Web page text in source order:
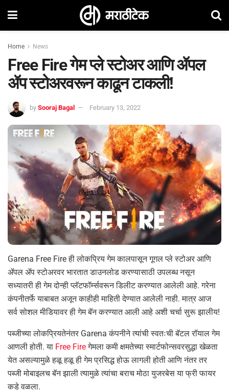
Home News
Free Fire गेम प्ले स्टोअर आणि ॲपल
ॲप स्टोअरवरून काढून टाकली!
by Sooraj Bagal February 13, 2022
Garena Free Fire ही लोकप्रिय गेम कालपासून गूगल प्ले स्टोअर आणि
ॲपल ॲप स्टोअरवर भारतात डाउनलोड करण्यासाठी उपलब्ध नसून
सध्यातरी ही गेम दोन्ही प्लॅटफॉर्म्सवरून डिलीट करण्यात आलेली आहे. गरेना
कंपनीतर्फे याबाबत अजून काहीही माहिती देण्यात आलेली नाही. मात्र आज
सर्व सोशल मीडियावर ही गेम बॅन करण्यात आली आहे अशी चर्चा सुरू झालीय!
पब्जीच्या लोकप्रियतेनंतर Garena कंपनीने त्यांची स्वतःची बॅटल रॉयाल गेम
आणली होती. या Free Fireगेमला कमी क्षमतेच्या स्मार्टफोन्सवरसुद्धा खेळता
येत असल्यामुळे हळू हळू ही गेम प्रसिद्ध होऊ लागली होती आणि नंतर तर
पब्जी मोबाइलच बॅन झाली त्यामुळे त्यांचा बराच मोठा युजरबेस या फ्री फायर
कडे वळला.